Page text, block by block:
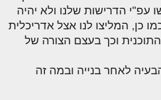
עפ"י הדרישות שלנו ולא יהיה
כן, המליצו לנו אצל אדריכלית
וכך בעצם הצורה של
לאחר בנייה ובמה זה